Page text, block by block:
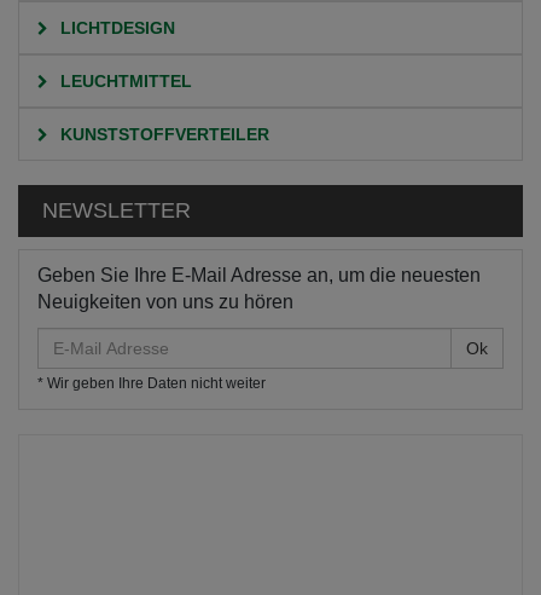
LICHTDESIGN
LEUCHTMITTEL
KUNSTSTOFFVERTEILER
NEWSLETTER
Geben Sie Ihre E-Mail Adresse an, um die neuesten
Neuigkeiten von uns zu hören
Mail
Adresse
* Wir geben Ihre Daten nicht weiter